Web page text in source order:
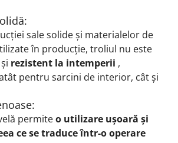
sale solide și materialelor de
în producție, troliul nu este
rezistent la intemperii ,
pentru sarcini de interior, cât și
permiteo utilizare ușoară și
ce se traduce într-o operare